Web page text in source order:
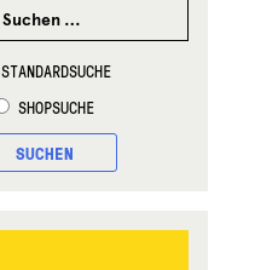
STANDARDSUCHE
SHOPSUCHE
SUCHEN